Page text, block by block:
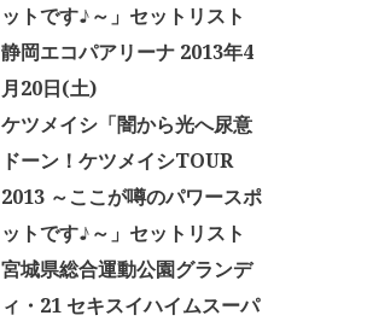
ットです♪～」セットリスト
静岡エコパアリーナ 2013年4
月20日(土)
ケツメイシ「闇から光へ尿意
ドーン！ケツメイシTOUR
2013 ～ここが噂のパワースポ
ットです♪～」セットリスト
宮城県総合運動公園グランデ
ィ・21 セキスイハイムスーパ